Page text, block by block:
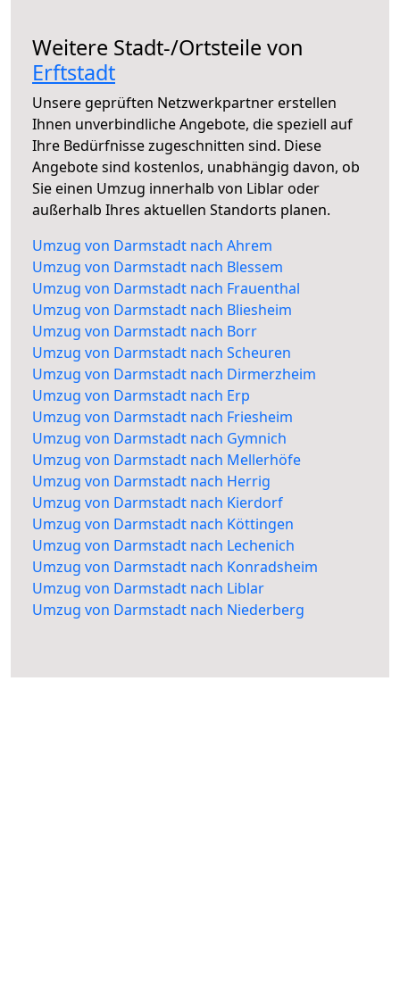
Weitere Stadt-/Ortsteile von
Erftstadt
Unsere geprüften Netzwerkpartner erstellen
Ihnen unverbindliche Angebote, die speziell auf
Ihre Bedürfnisse zugeschnitten sind. Diese
Angebote sind kostenlos, unabhängig davon, ob
Sie einen Umzug innerhalb von Liblar oder
außerhalb Ihres aktuellen Standorts planen.
Umzug von Darmstadt nach Ahrem
Umzug von Darmstadt nach Blessem
Umzug von Darmstadt nach Frauenthal
Umzug von Darmstadt nach Bliesheim
Umzug von Darmstadt nach Borr
Umzug von Darmstadt nach Scheuren
Umzug von Darmstadt nach Dirmerzheim
Umzug von Darmstadt nach Erp
Umzug von Darmstadt nach Friesheim
Umzug von Darmstadt nach Gymnich
Umzug von Darmstadt nach Mellerhöfe
Umzug von Darmstadt nach Herrig
Umzug von Darmstadt nach Kierdorf
Umzug von Darmstadt nach Köttingen
Umzug von Darmstadt nach Lechenich
Umzug von Darmstadt nach Konradsheim
Umzug von Darmstadt nach Liblar
Umzug von Darmstadt nach Niederberg